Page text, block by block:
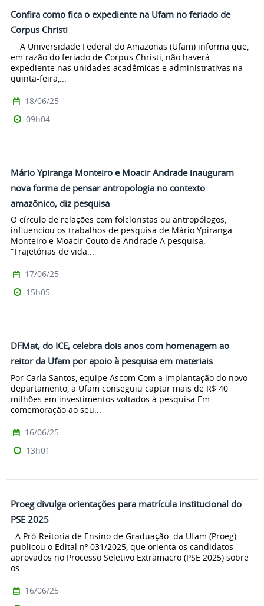
Confira como fica o expediente na Ufam no feriado de
Corpus Christi
A Universidade Federal do Amazonas (Ufam) informa que,
em razão do feriado de Corpus Christi, não haverá
expediente nas unidades acadêmicas e administrativas na
quinta-feira,...
18/06/25
09h04
Mário Ypiranga Monteiro e Moacir Andrade inauguram
nova forma de pensar antropologia no contexto
amazônico, diz pesquisa
O círculo de relações com folcloristas ou antropólogos,
influenciou os trabalhos de pesquisa de Mário Ypiranga
Monteiro e Moacir Couto de Andrade A pesquisa,
“Trajetórias de vida...
17/06/25
15h05
DFMat, do ICE, celebra dois anos com homenagem ao
reitor da Ufam por apoio à pesquisa em materiais
Por Carla Santos, equipe Ascom Com a implantação do novo
departamento, a Ufam conseguiu captar mais de R$ 40
milhões em investimentos voltados à pesquisa Em
comemoração ao seu...
16/06/25
13h01
Proeg divulga orientações para matrícula institucional do
PSE 2025
A Pró-Reitoria de Ensino de Graduação da Ufam (Proeg)
publicou o Edital nº 031/2025, que orienta os candidatos
aprovados no Processo Seletivo Extramacro (PSE 2025) sobre
os...
16/06/25